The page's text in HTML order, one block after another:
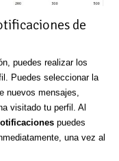
de
puedes realizar los
Puedes seleccionar la
nuevos mensajes,
visitado tu perfil. Al
puedes
una vez al